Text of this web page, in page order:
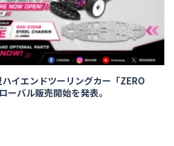
イエンドツーリングカー「ZERO
ーバル販売開始を発表。